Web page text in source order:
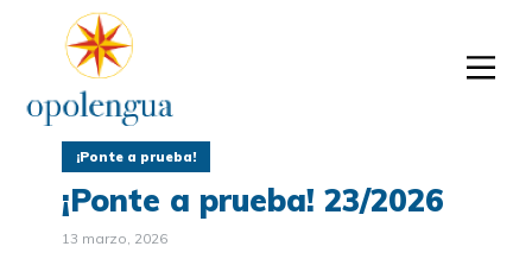
¡Ponte a prueba!
¡Ponte a prueba! 23/2026
13 marzo, 2026